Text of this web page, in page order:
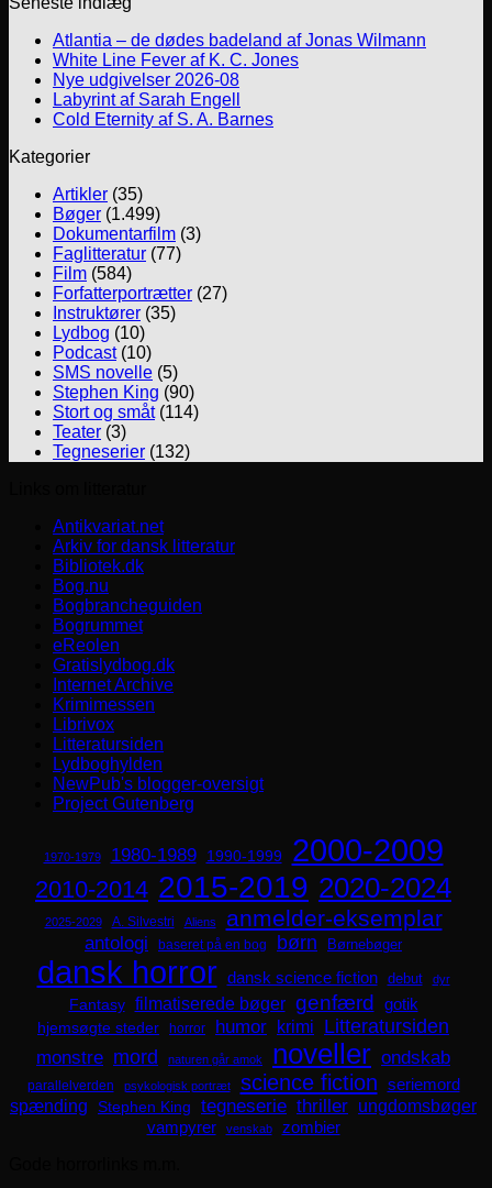
Atlantia – de dødes badeland af Jonas Wilmann
White Line Fever af K. C. Jones
Nye udgivelser 2026-08
Labyrint af Sarah Engell
Cold Eternity af S. A. Barnes
Kategorier
Artikler (35)
Bøger (1.499)
Dokumentarfilm (3)
Faglitteratur (77)
Film (584)
Forfatterportrætter (27)
Instruktører (35)
Lydbog (10)
Podcast(10)
SMS novelle (5)
Stephen King (90)
Stort og småt(114)
Teater (3)
Tegneserier (132)
Antikvariat.net
Arkiv for dansk litteratur
Bibliotek.dk
Bog.nu
Bogbrancheguiden
Bogrummet
eReolen
Gratislydbog.dk
Internet Archive
Krimimessen
Librivox
Litteratursiden
Lydboghylden
NewPub's blogger-oversigt
Project Gutenberg
1970-1979 1980-1989 1990-1999 2000-2009
2010-2014 2015-2019 2020-2024
2025-2029 A. Silvestri Aliens anmelder-eksemplar
antologi baseret på en bog børn Børnebøger
dansk horror dansk science fiction debut dyr
Fantasy filmatiserede bøger genfærd
gotik
hjemsøgte steder
horror humor krimi Litteratursiden
monstre mord naturen går amok noveller ondskab
parallelverden psykologisk portræt science fiction seriemord
spænding Stephen King tegneserie thriller ungdomsbøger
vampyrer venskab
zombier